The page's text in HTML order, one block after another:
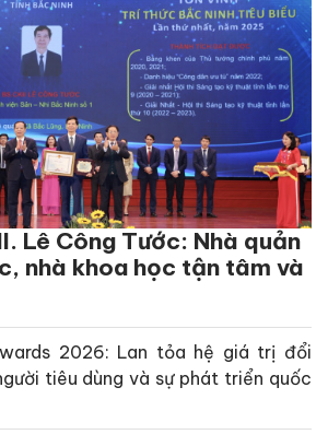
Lê Công Tước: Nhà quản
nhà khoa học tận tâm và
2026: Lan tỏa hệ giá trị đổi
tiêu dùng và sự phát triển quốc